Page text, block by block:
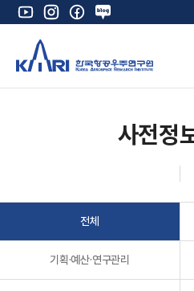
유
튜
인
스
타
그
램
페
이
북
네
이
블
로
K 사전정
전체
기획·예산·연구관리